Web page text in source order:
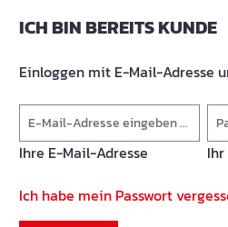
ICH BIN BEREITS KUNDE
Einloggen mit E-Mail-Adresse
Ihre E-Mail-Adresse
Ich habe mein Passwort